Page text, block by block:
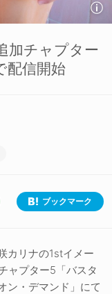
加チャプター
配信開始
ブックマーク
カリナの1stイメー
ャプター5「バスタ
ン・デマンド」にて